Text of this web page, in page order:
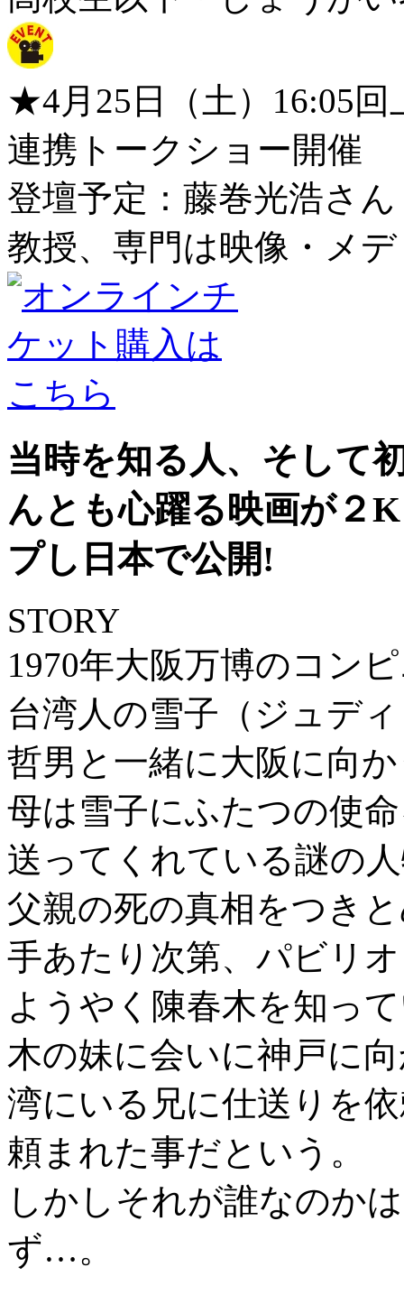
★4月25日（土）16:05
連携トークショー開催
登壇予定：藤巻光浩さ
教授、専門は映像・メ
当時を知る人、そして
んとも心躍る映画が２
プし日本で公開!
STORY
1970年大阪万博のコン
台湾人の雪子（ジュデ
哲男と一緒に大阪に向
母は雪子にふたつの使
送ってくれている謎の
父親の死の真相をつき
手あたり次第、パビリ
ようやく陳春木を知っ
木の妹に会いに神戸に
湾にいる兄に仕送りを
頼まれた事だという。
しかしそれが誰なのか
ず…。